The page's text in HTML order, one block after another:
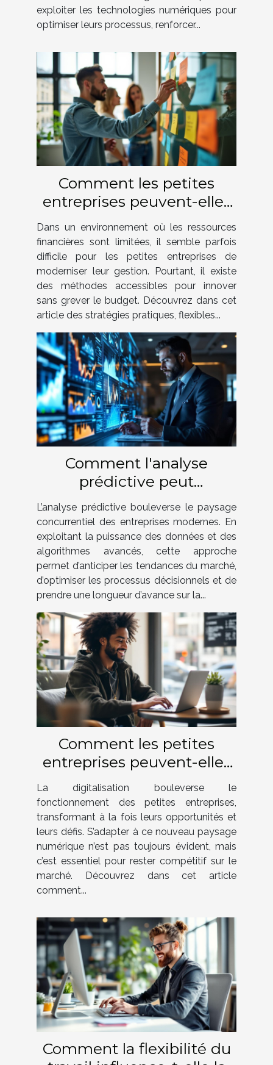
exploiter les technologies numériques pour
optimiser leurs processus, renforcer...
Comment les petites
entreprises peuvent-elles
innover en gestion sans
grands budgets ?
Dans un environnement où les ressources
financières sont limitées, il semble parfois
difficile pour les petites entreprises de
moderniser leur gestion. Pourtant, il existe
des méthodes accessibles pour innover
sans grever le budget. Découvrez dans cet
article des stratégies pratiques, flexibles...
Comment l'analyse
prédictive peut
révolutionner votre
stratégie d'entreprise
L’analyse prédictive bouleverse le paysage
concurrentiel des entreprises modernes. En
exploitant la puissance des données et des
algorithmes avancés, cette approche
permet d’anticiper les tendances du marché,
d’optimiser les processus décisionnels et de
prendre une longueur d’avance sur la...
Comment les petites
entreprises peuvent-elles
surmonter les défis de la
digitalisation ?
La digitalisation bouleverse le
fonctionnement des petites entreprises,
transformant à la fois leurs opportunités et
leurs défis. S’adapter à ce nouveau paysage
numérique n’est pas toujours évident, mais
c’est essentiel pour rester compétitif sur le
marché. Découvrez dans cet article
comment...
Comment la flexibilité du